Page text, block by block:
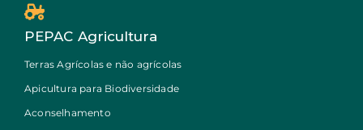
PEPAC Agricultura
Terras Agrícolas e não agrícolas
Apicultura para Biodiversidade
Aconselhamento